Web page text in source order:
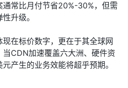
常比月付节省20%-30%，但需
升级。
在标价数字，更在于其全球网
CDN加速覆盖六大洲、硬件资
产生的业务效能将超乎预期。